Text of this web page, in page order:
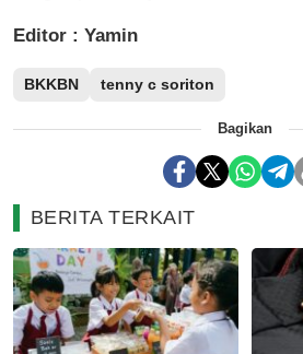
Editor : Yamin
BKKBN tenny c soriton
Bagikan
BERITA TERKAIT